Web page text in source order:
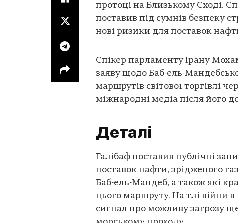
протоці на Близькому Сході.
поставив під сумнів безпеку
нові ризики для поставок
Спікер парламенту Ірану
заяву щодо Баб-ель-
маршрутів світової торгівлі
міжнародні медіа після його
Деталі
Галібаф поставив публічні
поставок нафти, зрідженого
Баб-ель-Мандеб, а також які
цього маршруту. На тлі війни
сигнал про можливу загрозу